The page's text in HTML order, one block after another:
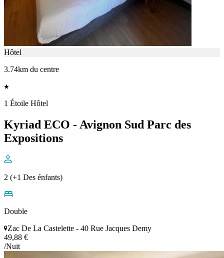
Hôtel
3.74km du centre
1 Étoile Hôtel
Kyriad ECO - Avignon Sud Parc des
Expositions
2 (+1 Des énfants)
Double
Zac De La Castelette - 40 Rue Jacques Demy
49,88 €
/Nuit